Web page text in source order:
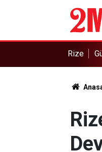
Rize